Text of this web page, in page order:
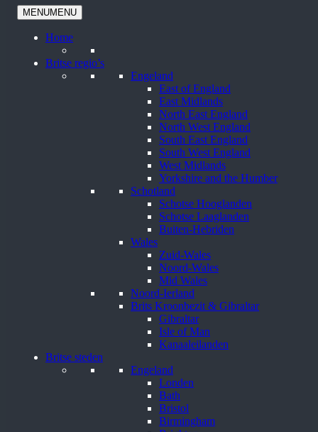
MENUMENU
Home
Britse regio’s
Engeland
East of England
East Midlands
North East England
North West England
South East England
South West England
West Midlands
Yorkshire and the Humber
Schotland
Schotse Hooglanden
Schotse Laaglanden
Buiten-Hebriden
Wales
Zuid-Wales
Noord-Wales
Mid Wales
Noord-Ierland
Brits Kroonbezit & Gibraltar
Gibraltar
Isle of Man
Kanaaleilanden
Britse steden
Engeland
Londen
Bath
Bristol
Birmingham